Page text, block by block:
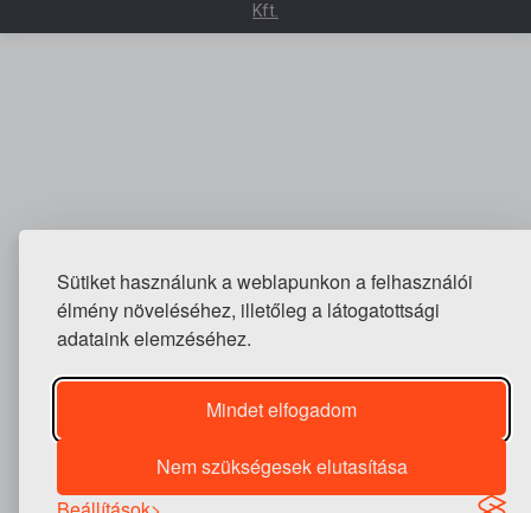
Sütiket használunk a weblapunkon a felhasználói
élmény növeléséhez, illetőleg a látogatottsági
adataink elemzéséhez.
Mindet elfogadom
Nem szükségesek elutasítása
Kft.